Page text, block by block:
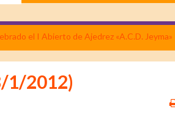
el I Abierto de Ajedrez «A.C.D. Jeyma»
1/2012)